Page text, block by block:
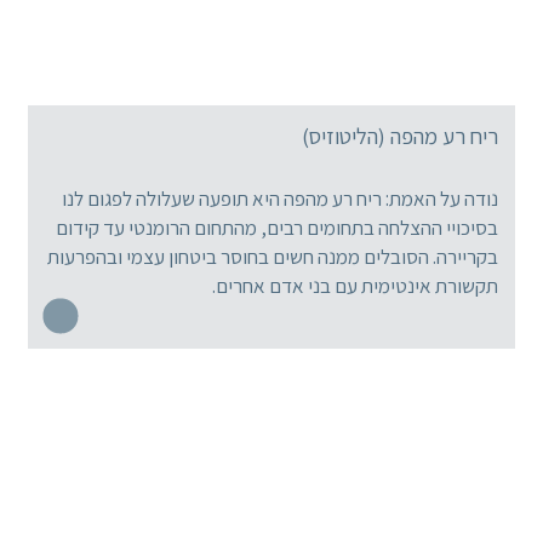
ריח רע מהפה (הליטוזיס)
נודה על האמת: ריח רע מהפה היא תופעה שעלולה לפגום לנו
בסיכויי ההצלחה בתחומים רבים, מהתחום הרומנטי עד קידום
בקריירה. הסובלים ממנה חשים בחוסר ביטחון עצמי ובהפרעות
תקשורת אינטימית עם בני אדם אחרים.